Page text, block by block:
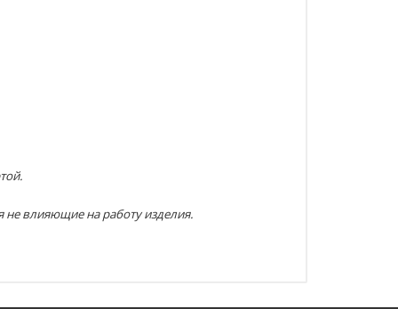
не влияющие на работу изделия.